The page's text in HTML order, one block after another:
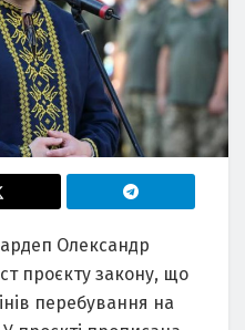
Олександр
проєкту закону, що
перебування на